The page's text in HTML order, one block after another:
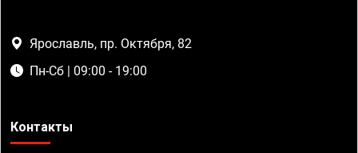
Ярославль, пр. Октября, 82
Пн-Сб | 09:00 - 19:00
Контакты